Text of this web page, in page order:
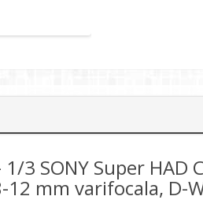
3 SONY Super HAD
mm varifocala, D-